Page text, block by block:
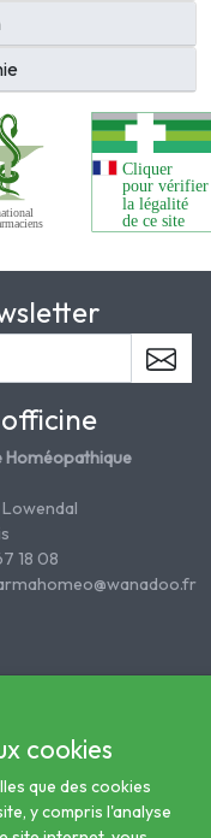
Homéopathique
18 08
Homéopathie
cookies
que des cookies
y compris l'analyse